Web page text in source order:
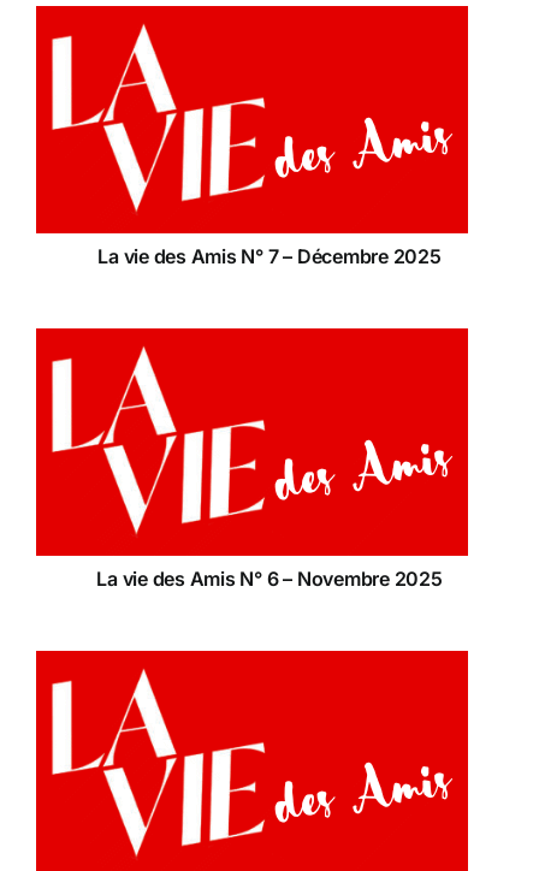
La vie des Amis N° 7 – Décembre 2025
La vie des Amis N° 6 – Novembre 2025